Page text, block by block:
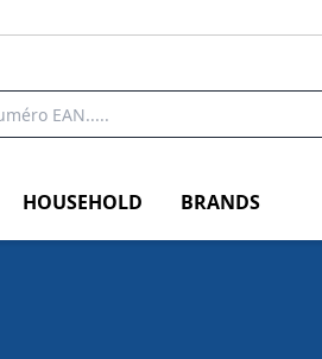
HOUSEHOLD BRANDS